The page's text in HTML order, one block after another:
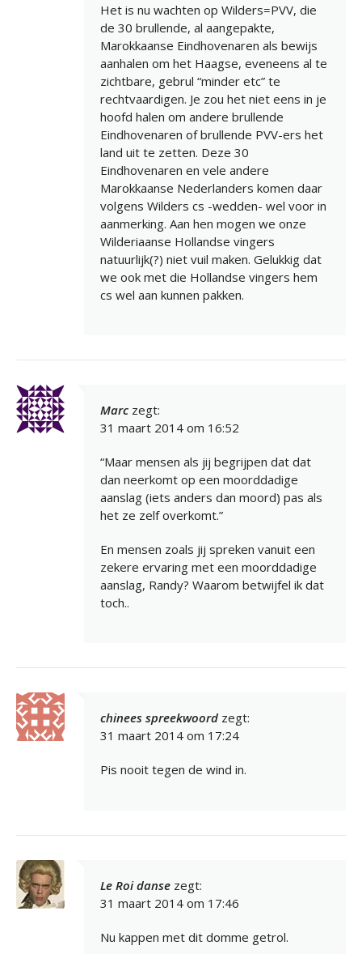
Het is nu wachten op Wilders=PVV, die
de 30 brullende, al aangepakte,
Marokkaanse Eindhovenaren als bewijs
aanhalen om het Haagse, eveneens al te
zichtbare, gebrul “minder etc” te
rechtvaardigen. Je zou het niet eens in je
hoofd halen om andere brullende
Eindhovenaren of brullende PVV-ers het
land uit te zetten. Deze 30
Eindhovenaren en vele andere
Marokkaanse Nederlanders komen daar
volgens Wilders cs -wedden- wel voor in
aanmerking. Aan hen mogen we onze
Wilderiaanse Hollandse vingers
natuurlijk(?) niet vuil maken. Gelukkig dat
we ook met die Hollandse vingers hem
cs wel aan kunnen pakken.
Marc zegt:
31 maart 2014 om 16:52
“Maar mensen als jij begrijpen dat dat
dan neerkomt op een moorddadige
aanslag (iets anders dan moord) pas als
het ze zelf overkomt.”
En mensen zoals jij spreken vanuit een
zekere ervaring met een moorddadige
aanslag, Randy? Waarom betwijfel ik dat
toch..
chinees spreekwoord zegt:
31 maart 2014 om 17:24
Pis nooit tegen de wind in.
Le Roi danse zegt:
31 maart 2014 om 17:46
Nu kappen met dit domme getrol.